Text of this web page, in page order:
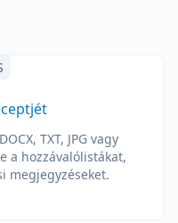
TXT, JPG vagy
a hozzávalólistákat,
megjegyzéseket.